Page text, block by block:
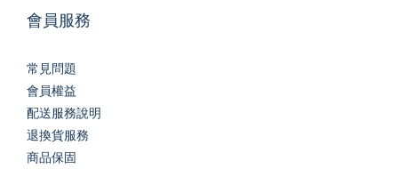
會員服務
常見問題
會員權益
配送服務說明
退換貨服務
商品保固